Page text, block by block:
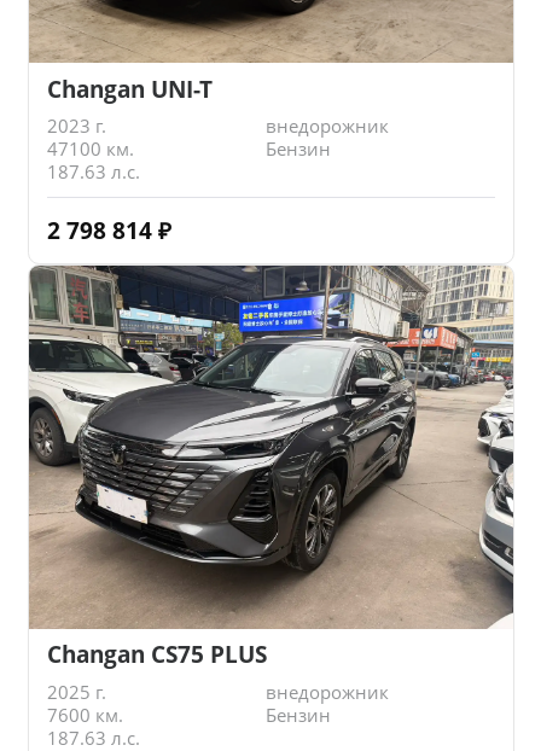
Changan UNI-T
2023 г.
внедорожник
47100 км.
Бензин
187.63 л.с.
2 798 814 ₽
Changan CS75 PLUS
2025 г.
внедорожник
7600 км.
Бензин
187.63 л.с.